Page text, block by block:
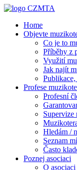
Home
Objevte
Co je to
Příběhy z
Využití
Jak najít
Profese
Profesní
Supervize
Hledám /
Seznam
Často
Poznej asociaci
O asociaci